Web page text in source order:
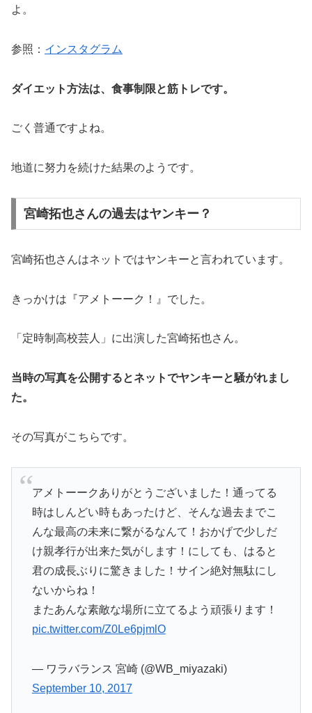
よ。
参照： インスタグラム
ダイエット方法は、食事制限と筋トレです。
ごく普通ですよね。
地道に努力を続けた結果のようです。
宮崎拓也さんの過去はヤンキー？
宮崎拓也さんはネットではヤンキーと言われています。
きっかけは『アメトーーク！』でした。
「定時制高校芸人」に出演した宮崎拓也さん。
当時の写真を公開するとネットでヤンキーと騒がれまし
た。
その写真がこちらです。
アメトーークありがとうございました！通ってる
時はしんどい時もあったけど、そんな過去までこ
んな最高の未来に繋がるなんて！おかげで少しだ
け親孝行が出来た気がします！にしても、はると
君の成長ぶりに驚きました！サイン絶対無駄にし
ないからね！
またあんな素敵な場所に立てるよう頑張ります！
pic.twitter.com/Z0Le6pjmlO
— ワラバランス 宮崎 (@WB_miyazaki)
September 10, 2017